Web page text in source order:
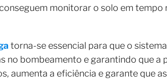
monitorar o solo em
torna-se essencial para que o
no bombeamento e garantindo que a
aumenta a eficiência e garante que